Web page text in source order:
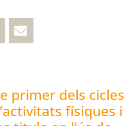
primer dels cicles
físiques i